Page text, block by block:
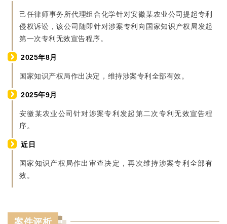
己任律师事务所代理组合化学针对安徽某农业公司提起专利
侵权诉讼，该公司随即针对涉案专利向国家知识产权局发起
第一次专利无效宣告程序。
2025年8月
国家知识产权局作出决定，维持涉案专利全部有效。
2025年9月
安徽某农业公司针对涉案专利发起第二次专利无效宣告程
序。
近日
国家知识产权局作出审查决定，再次维持涉案专利全部有
效。
案件评析